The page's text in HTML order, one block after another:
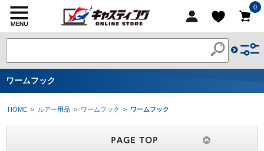
0
ワームフック
HOME > ルアー用品 > ワームフック > ワームフック